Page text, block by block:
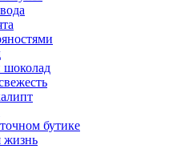
бутике
жизнь